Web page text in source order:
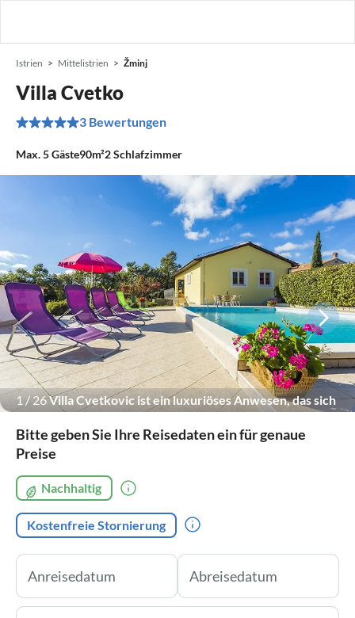
Istrien Mittelistrien Žminj
Villa Cvetko
3 Bewertungen
Max.5Gäste90m²2Schlafzimmer
1 / 26Villa Cvetkovic ist ein luxuriöses Anwesen, das sich
Innenausstattung auszeichnet. Die Villa bietet einen
verfügt über einen großen Außenpool, der von e
Bitte geben Sie Ihre Reisedaten ein für genaue
Preise
Nachhaltig
Kostenfreie Stornierung